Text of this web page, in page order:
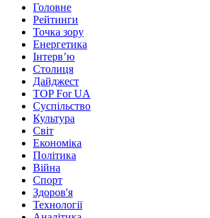
Головне
Рейтинги
Точка зору
Енергетика
Інтерв’ю
Столиця
Дайджест
TOP For UA
Суспiльство
Культура
Світ
Економіка
Політика
Війна
Спорт
Здоров'я
Технології